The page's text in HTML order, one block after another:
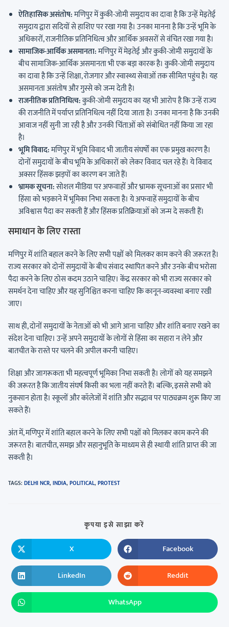
ऐतिहासिक असंतोष:मणिपुर में कुकी-जोमी समुदाय का दावा है कि उन्हें मेइतेई
समुदाय द्वारा सदियों से हाशिए पर रखा गया है। उनका मानना है कि उन्हें भूमि के
अधिकारों, राजनीतिक प्रतिनिधित्व और आर्थिक अवसरों से वंचित रखा गया है।
सामाजिक-आर्थिक असमानता:मणिपुर में मेइतेई और कुकी-जोमी समुदायों के
बीच सामाजिक-आर्थिक असमानता भी एक बड़ा कारक है। कुकी-जोमी समुदाय
का दावा है कि उन्हें शिक्षा, रोजगार और स्वास्थ्य सेवाओं तक सीमित पहुंच है। यह
असमानता असंतोष और गुस्से को जन्म देती है।
राजनीतिक प्रतिनिधित्व:कुकी-जोमी समुदाय का यह भी आरोप है कि उन्हें राज्य
की राजनीति में पर्याप्त प्रतिनिधित्व नहीं दिया जाता है। उनका मानना है कि उनकी
आवाज नहीं सुनी जा रही है और उनकी चिंताओं को संबोधित नहीं किया जा रहा
है।
भूमि विवाद:मणिपुर में भूमि विवाद भी जातीय संघर्षों का एक प्रमुख कारण है।
दोनों समुदायों के बीच भूमि के अधिकारों को लेकर विवाद चल रहे हैं। ये विवाद
अक्सर हिंसक झड़पों का कारण बन जाते हैं।
भ्रामक सूचना:सोशल मीडिया पर अफवाहों और भ्रामक सूचनाओं का प्रसार भी
हिंसा को भड़काने में भूमिका निभा सकता है। ये अफवाहें समुदायों के बीच
अविश्वास पैदा कर सकती हैं और हिंसक प्रतिक्रियाओं को जन्म दे सकती हैं।
समाधान के लिए रास्ता
मणिपुर में शांति बहाल करने के लिए सभी पक्षों को मिलकर काम करने की जरूरत है।
राज्य सरकार को दोनों समुदायों के बीच संवाद स्थापित करने और उनके बीच भरोसा
पैदा करने के लिए ठोस कदम उठाने चाहिए। केंद्र सरकार को भी राज्य सरकार को
समर्थन देना चाहिए और यह सुनिश्चित करना चाहिए कि कानून-व्यवस्था बनाए रखी
जाए।
साथ ही, दोनों समुदायों के नेताओं को भी आगे आना चाहिए और शांति बनाए रखने का
संदेश देना चाहिए। उन्हें अपने समुदायों के लोगों से हिंसा का सहारा न लेने और
बातचीत के रास्ते पर चलने की अपील करनी चाहिए।
शिक्षा और जागरूकता भी महत्वपूर्ण भूमिका निभा सकती है। लोगों को यह समझने
की जरूरत है कि जातीय संघर्ष किसी का भला नहीं करते हैं। बल्कि, इससे सभी को
नुकसान होता है। स्कूलों और कॉलेजों में शांति और सद्भाव पर पाठ्यक्रम शुरू किए जा
सकते हैं।
अंत में, मणिपुर में शांति बहाल करने के लिए सभी पक्षों को मिलकर काम करने की
जरूरत है। बातचीत, समझ और सहानुभूति के माध्यम से ही स्थायी शांति प्राप्त की जा
सकती है।
TAGS: DELHI NCR,INDIA,POLITICAL,PROTEST
कृपया इसे साझा करें
X Facebook
LinkedIn Reddit
WhatsApp